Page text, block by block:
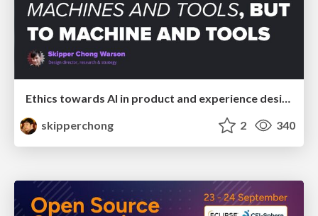
Ethics towards AI in product and experience design
skipperchong
2 340